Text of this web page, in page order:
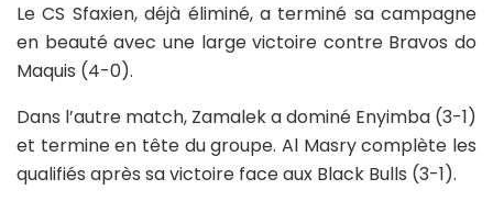
Le CS Sfaxien, déjà éliminé, a terminé sa campagne
en beauté avec une large victoire contre Bravos do
Maquis (4-0).
Dans l’autre match, Zamalek a dominé Enyimba (3-1)
et termine en tête du groupe. Al Masry complète les
qualifiés après sa victoire face aux Black Bulls (3-1).